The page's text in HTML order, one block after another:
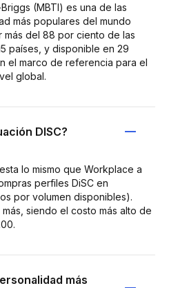
(MBTI) es una de las
más populares del mundo
del 88 por ciento de las
países, y disponible en 29
el marco de referencia para el
global.
DISC?
lo mismo que Workplace a
perfiles DiSC en
por volumen disponibles).
siendo el costo más alto de
más